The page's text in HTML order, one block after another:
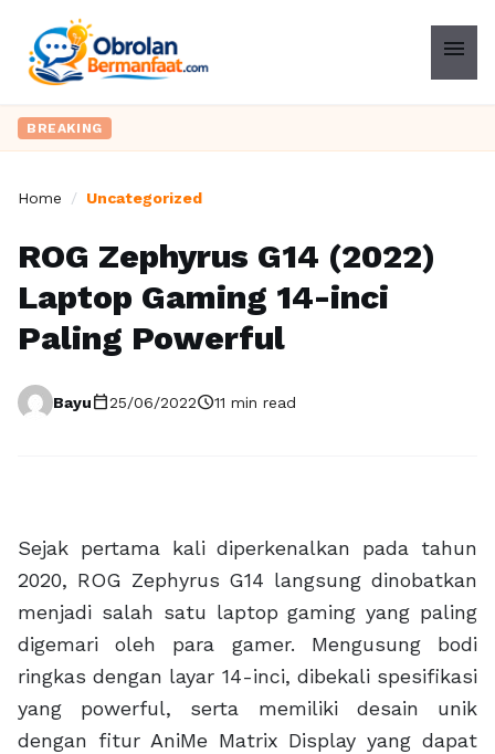
menu
BREAKING
Home / Uncategorized
ROG Zephyrus G14 (2022)
Laptop Gaming 14-inci
Paling Powerful
Bayucalendar_today25/06/2022schedule11 min read
Sejak pertama kali diperkenalkan pada tahun
2020, ROG Zephyrus G14 langsung dinobatkan
menjadi salah satu laptop gaming yang paling
digemari oleh para gamer. Mengusung bodi
ringkas dengan layar 14-inci, dibekali spesifikasi
yang powerful, serta memiliki desain unik
dengan fitur AniMe Matrix Display yang dapat